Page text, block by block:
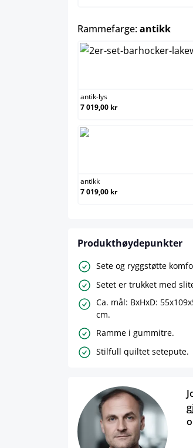
Rammefarge:antikkselect
antik-lys
7 019,00 kr
antikk
7 019,00 kr
Produkthøydepunkter
Sete og ryggstøtte
Setet er trukket med
Ca. mål: BxHxD:
cm.
Ramme i gummitre.
Stilfull quiltet setepute.